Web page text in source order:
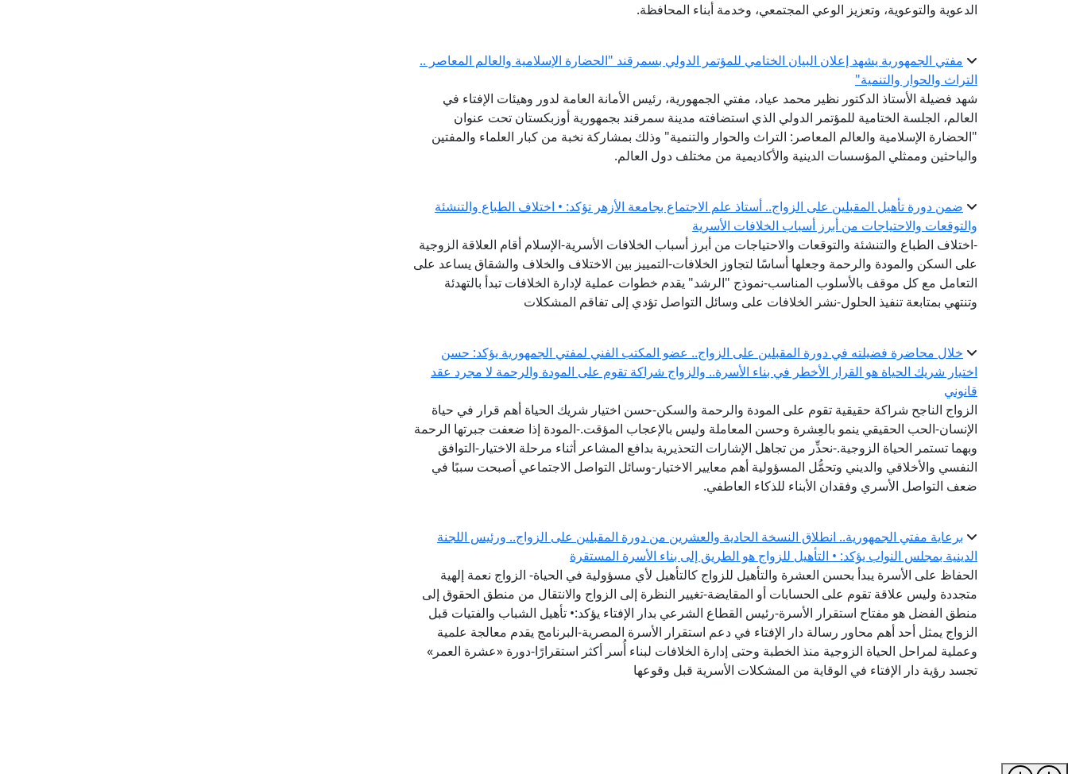
الدعوية والتوعوية، وتعزيز الوعي المجتمعي، وخدمة أبناء المحافظة.
مفتي الجمهورية يشهد إعلان البيان الختامي للمؤتمر الدولي بسمرقند "الحضارة الإسلامية والعالم المعاصر ..
التراث والحوار والتنمية"
شهد فضيلة الأستاذ الدكتور نظير محمد عياد، مفتي الجمهورية، رئيس الأمانة العامة لدور وهيئات الإفتاء في
العالم، الجلسة الختامية للمؤتمر الدولي الذي استضافته مدينة سمرقند بجمهورية أوزبكستان تحت عنوان
"الحضارة الإسلامية والعالم المعاصر: التراث والحوار والتنمية" وذلك بمشاركة نخبة من كبار العلماء والمفتين
والباحثين وممثلي المؤسسات الدينية والأكاديمية من مختلف دول العالم.
ضمن دورة تأهيل المقبلين على الزواج.. أستاذ علم الاجتماع بجامعة الأزهر تؤكد: • اختلاف الطباع والتنشئة
والتوقعات والاحتياجات من أبرز أسباب الخلافات الأسرية
-اختلاف الطباع والتنشئة والتوقعات والاحتياجات من أبرز أسباب الخلافات الأسرية-الإسلام أقام العلاقة الزوجية
على السكن والمودة والرحمة وجعلها أساسًا لتجاوز الخلافات-التمييز بين الاختلاف والخلاف والشقاق يساعد على
التعامل مع كل موقف بالأسلوب المناسب-نموذج "الرشد" يقدم خطوات عملية لإدارة الخلافات تبدأ بالتهدئة
وتنتهي بمتابعة تنفيذ الحلول-نشر الخلافات على وسائل التواصل تؤدي إلى تفاقم المشكلات
خلال محاضرة فضيلته في دورة المقبلين على الزواج.. عضو المكتب الفني لمفتي الجمهورية يؤكد: حسن
اختيار شريك الحياة هو القرار الأخطر في بناء الأسرة.. والزواج شراكة تقوم على المودة والرحمة لا مجرد عقد
قانوني
الزواج الناجح شراكة حقيقية تقوم على المودة والرحمة والسكن-حسن اختيار شريك الحياة أهم قرار في حياة
الإنسان-الحب الحقيقي ينمو بالعِشرة وحسن المعاملة وليس بالإعجاب المؤقت.-المودة إذا ضعفت جبرتها الرحمة
وبهما تستمر الحياة الزوجية.-نحذِّر من تجاهل الإشارات التحذيرية بدافع المشاعر أثناء مرحلة الاختيار-التوافق
النفسي والأخلاقي والديني وتحمُّل المسؤولية أهم معايير الاختيار-وسائل التواصل الاجتماعي أصبحت سببًا في
ضعف التواصل الأسري وفقدان الأبناء للذكاء العاطفي.
برعاية مفتي الجمهورية.. انطلاق النسخة الحادية والعشرين من دورة المقبلين على الزواج.. ورئيس اللجنة
الدينية بمجلس النواب يؤكد: • التأهيل للزواج هو الطريق إلى بناء الأسرة المستقرة
الحفاظ على الأسرة يبدأ بحسن العشرة والتأهيل للزواج كالتأهيل لأي مسؤولية في الحياة- الزواج نعمة إلهية
متجددة وليس علاقة تقوم على الحسابات أو المقايضة-تغيير النظرة إلى الزواج والانتقال من منطق الحقوق إلى
منطق الفضل هو مفتاح استقرار الأسرة-رئيس القطاع الشرعي بدار الإفتاء يؤكد:• تأهيل الشباب والفتيات قبل
الزواج يمثل أحد أهم محاور رسالة دار الإفتاء في دعم استقرار الأسرة المصرية-البرنامج يقدم معالجة علمية
وعملية لمراحل الحياة الزوجية منذ الخطبة وحتى إدارة الخلافات لبناء أُسر أكثر استقرارًا-دورة «عشرة العمر»
تجسد رؤية دار الإفتاء في الوقاية من المشكلات الأسرية قبل وقوعها